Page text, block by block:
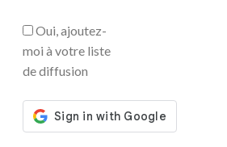
Oui, ajoutez-
moi à votre liste
de diffusion